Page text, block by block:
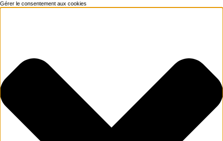
Gérer le consentement aux cookies